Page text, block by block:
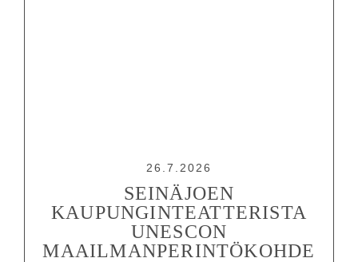
Tiedotteet— Medialle
Tietosuojalausunto
26.7.2026
SEINÄJOEN
KAUPUNGINTEATTERISTA
UNESCON
MAAILMANPERINTÖKOHDE